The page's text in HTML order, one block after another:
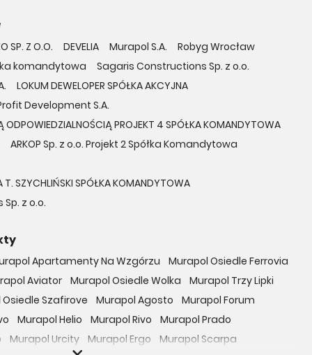
SP. Z O.O. DEVELIA Murapol S.A.
Robyg Wrocław
komandytowa
Sagaris Constructions Sp. z o.o.
LOKUM DEWELOPER SPÓŁKA AKCYJNA
Development S.A.
ODPOWIEDZIALNOŚCIĄ PROJEKT 4 SPÓŁKA KOMANDYTOWA
ARKOP Sp. z o.o. Projekt 2 Spółka Komandytowa
T. SZYCHLIŃSKI SPÓŁKA KOMANDYTOWA
Sp. z o.o.
Apartamenty Na Wzgórzu
Murapol Osiedle Ferrovia
Aviator Murapol Osiedle Wolka
Murapol Trzy Lipki
Szafirove Murapol Agosto
Murapol Forum
Murapol Helio Murapol Rivo
Murapol Prado
Murapol Urcity Murapol Ergo
Murapol Scarpa